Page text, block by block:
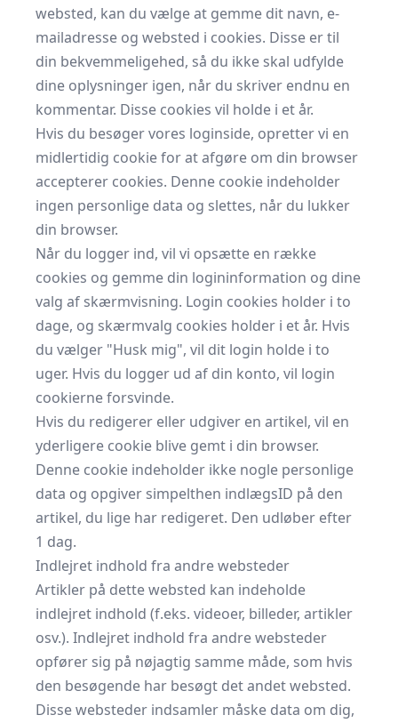
websted, kan du vælge at gemme dit navn, e-
mailadresse og websted i cookies. Disse er til
din bekvemmeligehed, så du ikke skal udfylde
dine oplysninger igen, når du skriver endnu en
kommentar. Disse cookies vil holde i et år.
Hvis du besøger vores loginside, opretter vi en
midlertidig cookie for at afgøre om din browser
accepterer cookies. Denne cookie indeholder
ingen personlige data og slettes, når du lukker
din browser.
Når du logger ind, vil vi opsætte en række
cookies og gemme din logininformation og dine
valg af skærmvisning. Login cookies holder i to
dage, og skærmvalg cookies holder i et år. Hvis
du vælger "Husk mig", vil dit login holde i to
uger. Hvis du logger ud af din konto, vil login
cookierne forsvinde.
Hvis du redigerer eller udgiver en artikel, vil en
yderligere cookie blive gemt i din browser.
Denne cookie indeholder ikke nogle personlige
data og opgiver simpelthen indlægsID på den
artikel, du lige har redigeret. Den udløber efter
1 dag.
Indlejret indhold fra andre websteder
Artikler på dette websted kan indeholde
indlejret indhold (f.eks. videoer, billeder, artikler
osv.). Indlejret indhold fra andre websteder
opfører sig på nøjagtig samme måde, som hvis
den besøgende har besøgt det andet websted.
Disse websteder indsamler måske data om dig,